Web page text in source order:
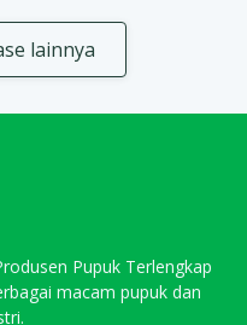
lainnya
Pupuk Terlengkap
macam pupuk dan